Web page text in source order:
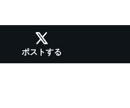
ポストする